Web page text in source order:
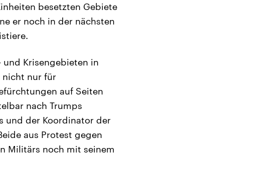
besetzten Gebiete
er noch in der nächsten
und Krisengebieten in
nicht nur für
auf Seiten
nach Trumps
und der Koordinator der
aus Protest gegen
Militärs noch mit seinem